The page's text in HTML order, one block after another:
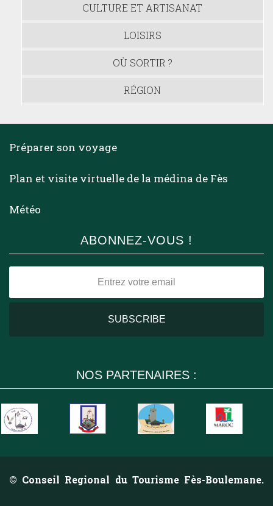
CULTURE ET ARTISANAT
LOISIRS
OÙ SORTIR ?
RÉGION
Préparer son voyage
Plan et visite virtuelle de la médina de Fès
Météo
ABONNEZ-VOUS !
NOS PARTENAIRES :
© Conseil Regional du Tourisme Fès-Boulemane.